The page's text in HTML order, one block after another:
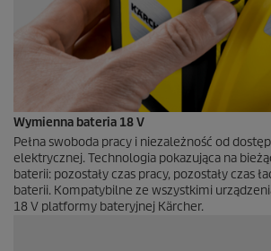
Wymienna bateria 18 V
Pełna swoboda pracy i niezależność od
elektrycznej. Technologia pokazująca na
baterii: pozostały czas pracy, pozostały czas
baterii. Kompatybilne ze wszystkimi
18 V platformy bateryjnej Kärcher.